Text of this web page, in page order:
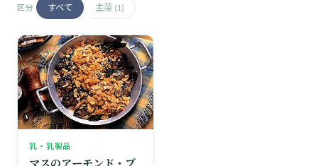
区分 すべて 主菜 (1)
乳・乳製品
マスのアーモンド・ブ